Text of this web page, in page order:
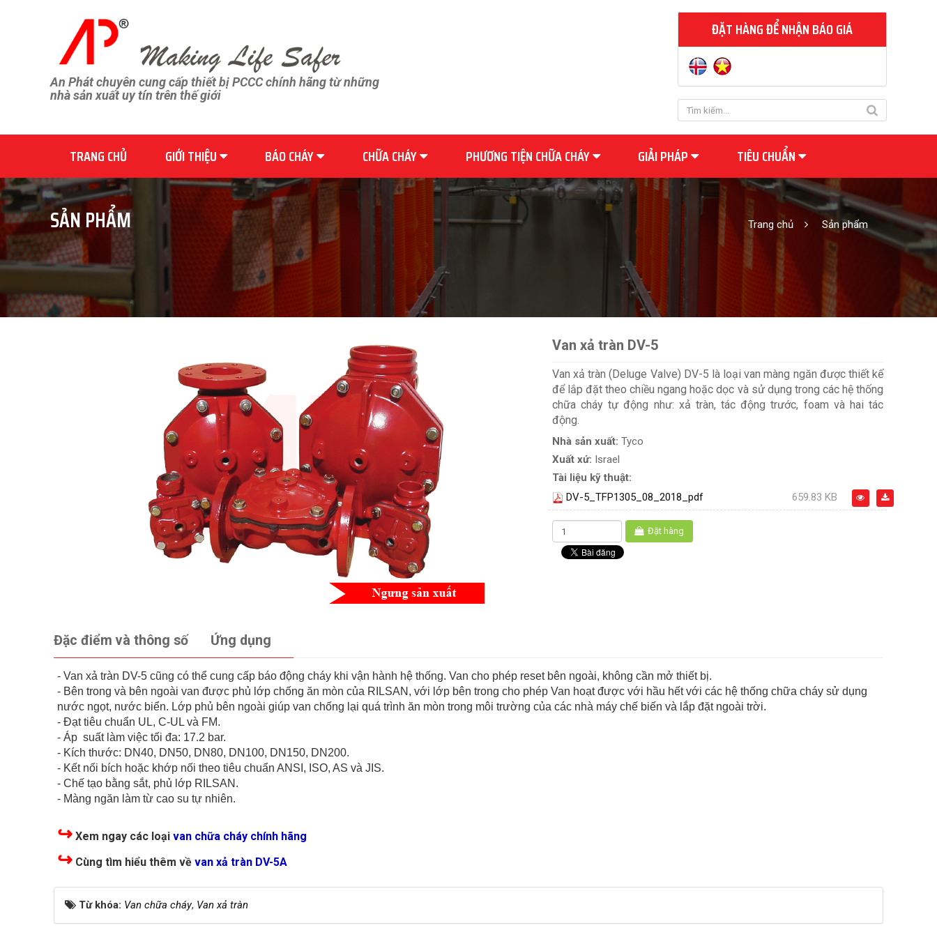
An Phát chuyên cung cấp thiết bị PCCC chính hãng từ những
nhà sản xuất uy tín trên thế giới
ĐẶT HÀNG ĐỂ NHẬN BÁO GIÁ
TRANG CHỦ GIỚI THIỆU BÁO CHÁY CHỮA CHÁY PHƯƠNG TIỆN CHỮA CHÁY GIẢI PHÁP TIÊU CHUẨN
SẢN PHẨM Trang chủ Sản phẩm
Van xả tràn DV-5
Van xả tràn (Deluge Valve) DV-5 là loại van màng ngăn được thiết kế
để lắp đặt theo chiều ngang hoặc dọc và sử dụng trong các hệ thống
chữa cháy tự động như: xả tràn, tác động trước, foam và hai tác
động.
Nhà sản xuất: Tyco
Xuất xứ: Israel
Tài liệu kỹ thuật:
DV-5_TFP1305_08_2018_pdf
659.83 KB
Đặt hàng
Đặc điểm và thông số Ứng dụng
- Van xả tràn DV-5 cũng có thể cung cấp báo động cháy khi vận hành hệ thống. Van cho phép reset bên ngoài, không cần mở thiết bị.
- Bên trong và bên ngoài van được phủ lớp chống ăn mòn của RILSAN, với lớp bên trong cho phép Van hoạt được với hầu hết với các hệ thống chữa cháy sử dụng
nước ngọt, nước biển. Lớp phủ bên ngoài giúp van chống lại quá trình ăn mòn trong môi trường của các nhà máy chế biến và lắp đặt ngoài trời.
- Đạt tiêu chuẩn UL, C-UL và FM.
- Áp suất làm việc tối đa: 17.2 bar.
- Kích thước: DN40, DN50, DN80, DN100, DN150, DN200.
- Kết nối bích hoặc khớp nối theo tiêu chuẩn ANSI, ISO, AS và JIS.
- Chế tạo bằng sắt, phủ lớp RILSAN.
- Màng ngăn làm từ cao su tự nhiên.
↪ Xem ngay các loại van chữa cháy chính hãng
↪ Cùng tìm hiểu thêm về van xả tràn DV-5A
Từ khóa: Van chữa cháy, Van xả tràn